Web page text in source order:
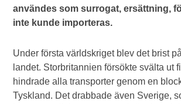
användes som surrogat, ersättning,
inte kunde importeras.
Under första världskriget blev det brist
landet. Storbritannien försökte svälta ut
hindrade alla transporter genom en
Tyskland. Det drabbade även Sverige,